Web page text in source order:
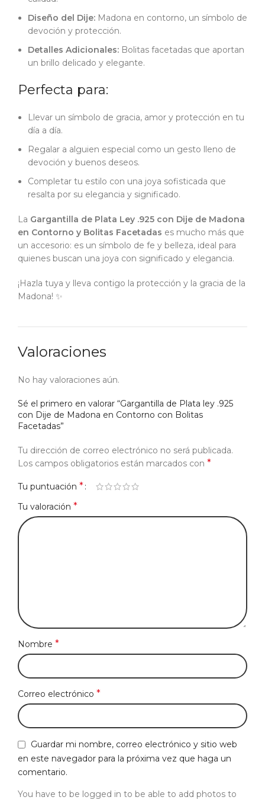
Diseño del Dije: Madona en contorno, un símbolo de
devoción y protección.
Detalles Adicionales: Bolitas facetadas que aportan
un brillo delicado y elegante.
Perfecta para:
Llevar un símbolo de gracia, amor y protección en tu
día a día.
Regalar a alguien especial como un gesto lleno de
devoción y buenos deseos.
Completar tu estilo con una joya sofisticada que
resalta por su elegancia y significado.
La Gargantilla de Plata Ley .925 con Dije de Madona
en Contorno y Bolitas Facetadas es mucho más que
un accesorio: es un símbolo de fe y belleza, ideal para
quienes buscan una joya con significado y elegancia.
¡Hazla tuya y lleva contigo la protección y la gracia de la
Madona! ✨
Valoraciones
No hay valoraciones aún.
Sé el primero en valorar “Gargantilla de Plata ley .925
con Dije de Madona en Contorno con Bolitas
Facetadas”
Tu dirección de correo electrónico no será publicada.
Los campos obligatorios están marcados con *
Tu puntuación *
Tu valoración *
Nombre *
Correo electrónico *
Guardar mi nombre, correo electrónico y sitio web
en este navegador para la próxima vez que haga un
comentario.
You have to be logged in to be able to add photos to